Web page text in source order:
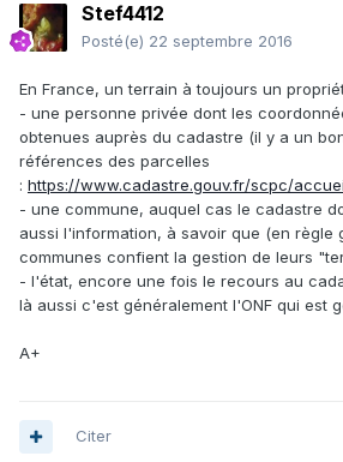
Stef4412
Posté(e) 22 septembre 2016
En France, un terrain à toujours un
- une personne privée dont les
obtenues auprès du cadastre (il y a un
références des parcelles
: https://www.cadastre.gouv.fr/scpc/
- une commune, auquel cas le cadastre
aussi l'information, à savoir que (en règle
communes confient la gestion de leurs
- l'état, encore une fois le recours au
là aussi c'est généralement l'ONF qui est
A+
Citer